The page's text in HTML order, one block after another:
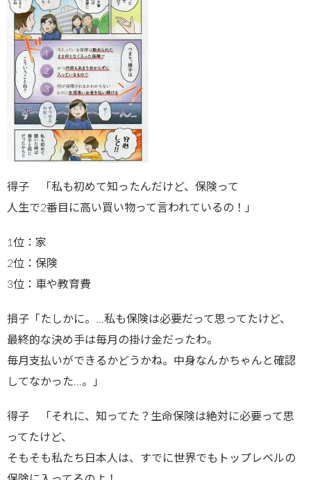
得子 「私も初めて知ったんだけど、保険って
人生で2番目に高い買い物って言われているの！」
1位：家
2位：保険
3位：車や教育費
損子「たしかに。…私も保険は必要だって思ってたけど、
最終的な決め手は毎月の掛け金だったわ。
毎月支払いができるかどうかね。中身なんかちゃんと確認
してなかった…。」
得子 「それに、知ってた？生命保険は絶対に必要って思
ってたけど、
そもそも私たち日本人は、すでに世界でもトップレベルの